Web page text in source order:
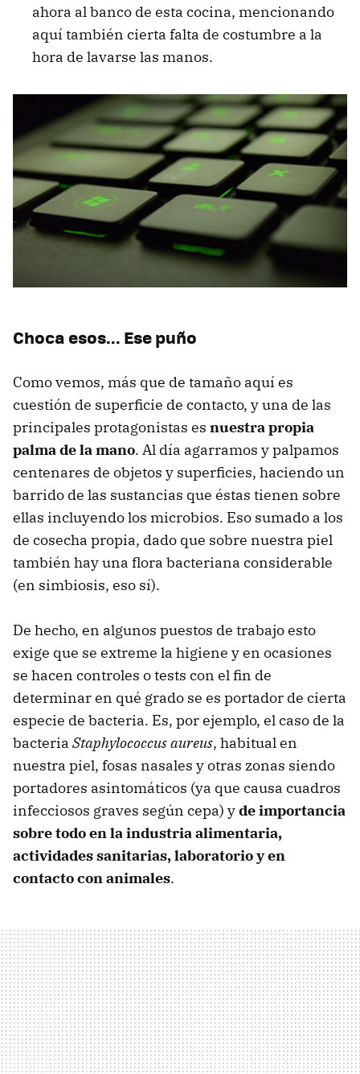
ahora al banco de esta cocina, mencionando
aquí también cierta falta de costumbre a la
hora de lavarse las manos.
Choca esos... Ese puño
Como vemos, más que de tamaño aquí es
cuestión de superficie de contacto, y una de las
principales protagonistas es nuestra propia
palma de la mano. Al día agarramos y palpamos
centenares de objetos y superficies, haciendo un
barrido de las sustancias que éstas tienen sobre
ellas incluyendo los microbios. Eso sumado a los
de cosecha propia, dado que sobre nuestra piel
también hay una flora bacteriana considerable
(en simbiosis, eso sí).
De hecho, en algunos puestos de trabajo esto
exige que se extreme la higiene y en ocasiones
se hacen controles o tests con el fin de
determinar en qué grado se es portador de cierta
especie de bacteria. Es, por ejemplo, el caso de la
bacteria Staphylococcus aureus, habitual en
nuestra piel, fosas nasales y otras zonas siendo
portadores asintomáticos (ya que causa cuadros
infecciosos graves según cepa) yde importancia
sobre todo en la industria alimentaria,
actividades sanitarias, laboratorio y en
contacto con animales.